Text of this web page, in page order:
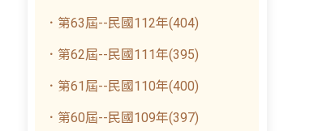
．第63屆--民國112年(404)
．第62屆--民國111年(395)
．第61屆--民國110年(400)
．第60屆--民國109年(397)